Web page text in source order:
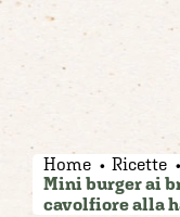
Home Ricette
Mini burger ai
cavolfiore alla